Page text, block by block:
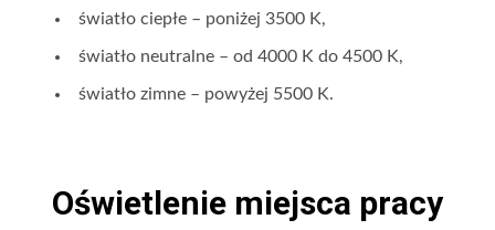
światło ciepłe – poniżej 3500 K,
światło neutralne – od 4000 K do 4500 K,
światło zimne – powyżej 5500 K.
Oświetlenie miejsca pracy